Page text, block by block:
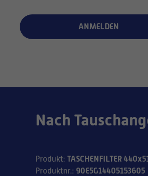
ANMELDEN
Nach
Produkt: TASCHENFILTER
Produktnr.: 90E5G14405153605